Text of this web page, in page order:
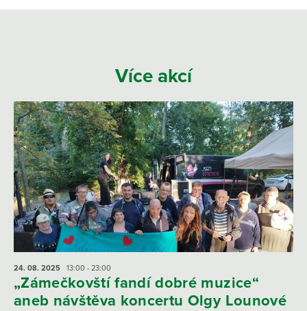
Více akcí
24. 08. 2025 13:00 - 23:00
„Zámečkovští fandí dobré muzice“
aneb návštěva koncertu Olgy Lounové